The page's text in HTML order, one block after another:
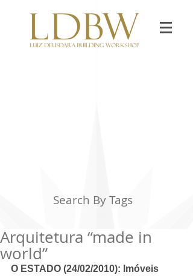
Search By Tags
Arquitetura “made in
world”
O ESTADO (24/02/2010): Imóveis